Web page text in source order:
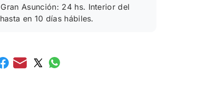
Asunción: 24 hs. Interior del
en 10 días hábiles.